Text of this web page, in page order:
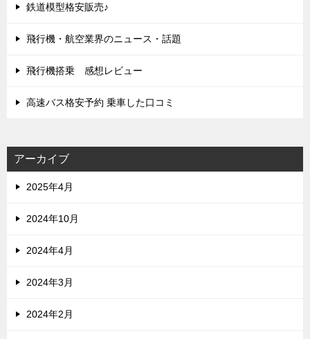
鉄道模型格安販売♪
飛行機・航空業界のニュース・話題
飛行機搭乗 感想レビュー
高速バス格安予約 乗車した口コミ
アーカイブ
2025年4月
2024年10月
2024年4月
2024年3月
2024年2月